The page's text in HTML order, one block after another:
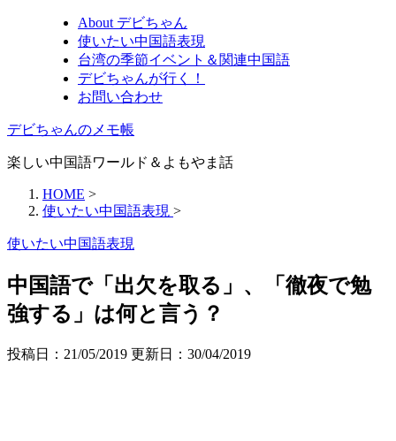
About デビちゃん
使いたい中国語表現
台湾の季節イベント＆関連中国語
デビちゃんが行く！
お問い合わせ
デビちゃんのメモ帳
楽しい中国語ワールド＆よもやま話
HOME >
使いたい中国語表現 >
使いたい中国語表現
中国語で「出欠を取る」、「徹夜で勉
強する」は何と言う？
投稿日：21/05/2019 更新日： 30/04/2019